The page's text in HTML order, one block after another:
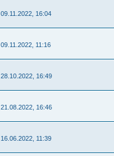
09.11.2022, 16:04
09.11.2022, 11:16
28.10.2022, 16:49
21.08.2022, 16:46
16.06.2022, 11:39